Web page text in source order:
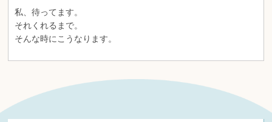
私、待ってます。
それくれるまで。
そんな時にこうなります。